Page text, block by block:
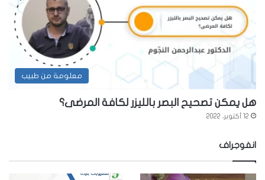
معلومة من طبيب
هل يمكن تصحيح البصر بالليزر لكافة المرضى؟
12 أكتوبر، 2022
انفوجراف